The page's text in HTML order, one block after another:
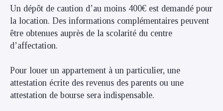
Un dépôt de caution d’au moins 400€ est demandé pour
la location. Des informations complémentaires peuvent
être obtenues auprès de la scolarité du centre
d’affectation.
Pour louer un appartement à un particulier, une
attestation écrite des revenus des parents ou une
attestation de bourse sera indispensable.